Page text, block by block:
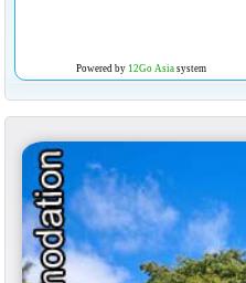
Powered by 12Go Asiasystem